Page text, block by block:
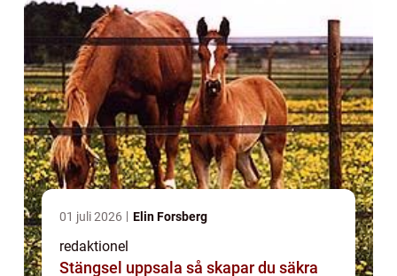
01 juli 2026 Elin Forsberg
redaktionel
Stängsel uppsala så skapar du säkra